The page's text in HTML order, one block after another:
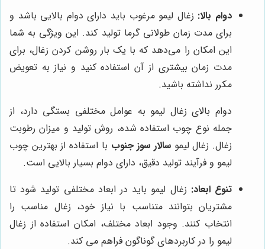
دوام بالا: زغال لیمو مرغوب باید دارای دوام بالایی باشد و
برای مدت زمان طولانی گرما تولید کند. این ویژگی به شما
این امکان را می‌دهد که با یک بار روشن کردن زغال، برای
مدت زمان بیشتری از آن استفاده کنید و نیاز به تعویض
مکرر نداشته باشید.
دوام بالای زغال لیمو به عوامل مختلفی بستگی دارد، از
جمله نوع چوب استفاده شده، روش تولید و میزان رطوبت
زغال. زغال لیموسالار سوز جنوب با استفاده از بهترین چوب
لیمو و فرآیند تولید دقیق، دارای دوام بسیار بالایی است.
تنوع ابعاد: زغال لیمو باید در ابعاد مختلفی تولید شود تا
مشتریان بتوانند متناسب با نیاز خود، زغال مناسب را
انتخاب کنند. وجود ابعاد مختلف، امکان استفاده از زغال
لیمو را در کاربردهای گوناگون فراهم می کند.